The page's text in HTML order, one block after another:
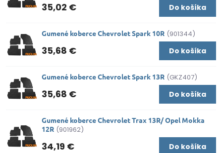
35,02 € Do košíka
Gumené koberce Chevrolet Spark 10R (901344)
35,68 € Do košíka
Gumené koberce Chevrolet Spark 13R (GKZ407)
35,68 € Do košíka
Gumené koberce Chevrolet Trax 13R/ Opel Mokka
12R (901962)
34,19 € Do košíka